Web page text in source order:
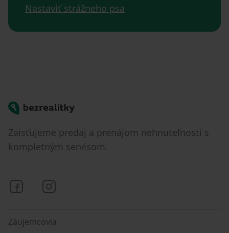
Nastaviť strážneho psa
Bezrealitky
Zaisťujeme predaj a prenájom nehnuteľností s
kompletným servisom.
Bezrealitky na Facebooku
Záujemcovia